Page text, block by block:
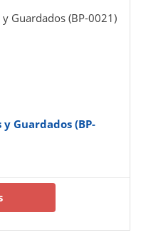
Guardados (BP-